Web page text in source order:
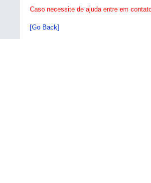
Caso necessite de ajuda entre em
[Go Back]